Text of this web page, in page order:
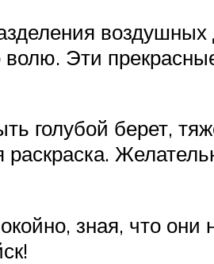
волю. Эти
голубой берет,
зная, что они